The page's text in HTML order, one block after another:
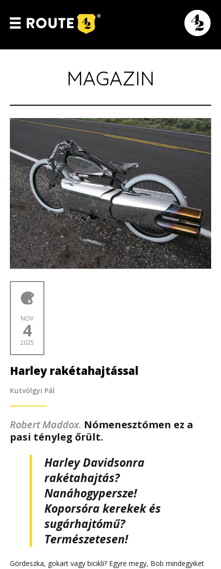
MAGAZIN
NOV
4
2025
Harley rakétahajtással
Kutvölgyi Pál
Robert Maddox. Nómenesztómen ez a
pasi tényleg őrült.
Harley Davidsonra
rakétahajtás?
Nanáhogypersze!
Koporsóra kerekek és
sugárhajtómű?
Természetesen!
Gördeszka, gokart vagy bicikli? Egyre megy, Bob mindegyiket